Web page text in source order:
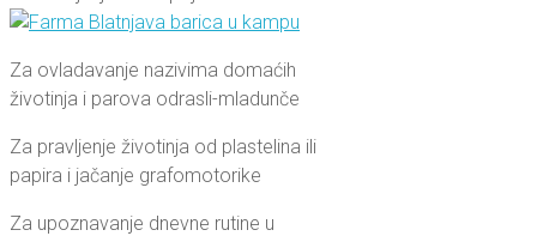
Za ovladavanje nazivima domaćih
životinja i parova odrasli-mladunče
Za pravljenje životinja od plastelina ili
papira i jačanje grafomotorike
Za upoznavanje dnevne rutine u